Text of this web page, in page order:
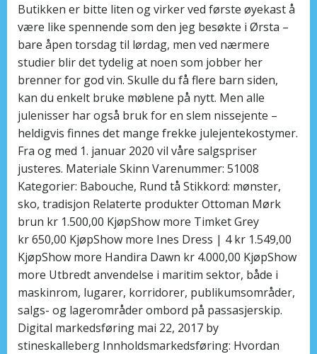
Butikken er bitte liten og virker ved første øyekast å
være like spennende som den jeg besøkte i Ørsta –
bare åpen torsdag til lørdag, men ved nærmere
studier blir det tydelig at noen som jobber her
brenner for god vin. Skulle du få flere barn siden,
kan du enkelt bruke møblene på nytt. Men alle
julenisser har også bruk for en slem nissejente –
heldigvis finnes det mange frekke julejentekostymer.
Fra og med 1. januar 2020 vil våre salgspriser
justeres. Materiale Skinn Varenummer: 51008
Kategorier: Babouche, Rund tå Stikkord: mønster,
sko, tradisjon Relaterte produkter Ottoman Mørk
brun kr 1.500,00 KjøpShow more Timket Grey
kr 650,00 KjøpShow more Ines Dress | 4 kr 1.549,00
KjøpShow more Handira Dawn kr 4.000,00 KjøpShow
more Utbredt anvendelse i maritim sektor, både i
maskinrom, lugarer, korridorer, publikumsområder,
salgs- og lagerområder ombord på passasjerskip.
Digital markedsføring mai 22, 2017 by
stineskalleberg Innholdsmarkedsføring: Hvordan